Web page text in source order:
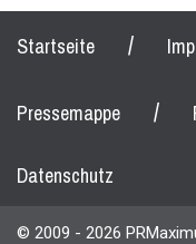
Startseite /
Pressemappe /
Datenschutz
© 2009 - 2026